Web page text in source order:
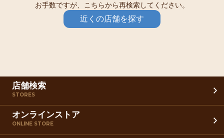
お手数ですが、こちらから再検索してください。
近くの店舗を探す
店舗検索
STORES
オンラインストア
ONLINE STORE